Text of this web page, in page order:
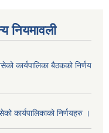
नियमावली
कार्यपालिका बैठकको निर्णय
कार्यपालिकाको निर्णयहरु ।